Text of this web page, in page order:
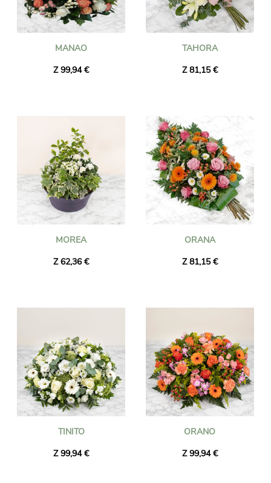
MANAO
Z 99,94 €
TAHORA
Z 81,15 €
MOREA
Z 62,36 €
ORANA
Z 81,15 €
TINITO
Z 99,94 €
ORANO
Z 99,94 €